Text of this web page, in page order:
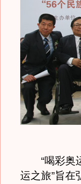
“喝彩奥
运之旅”旨在